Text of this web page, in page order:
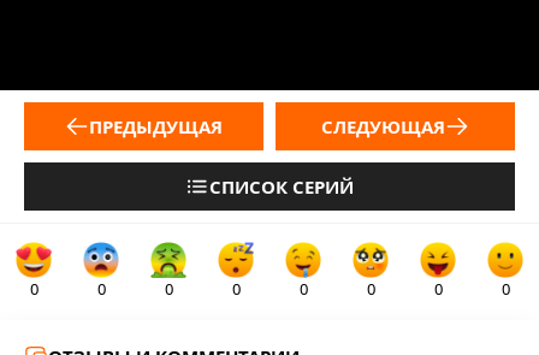
ПРЕДЫДУЩАЯ
СПИСОК СЕРИЙ
СЛЕДУЮЩАЯ
0 0 0 0 0 0 0 0